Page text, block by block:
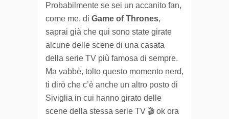
Probabilmente se sei un accanito fan,
come me, di Game of Thrones,
saprai già che qui sono state girate
alcune delle scene di una casata
della serie TV più famosa di sempre.
Ma vabbè, tolto questo momento nerd,
ti dirò che c’è anche un altro posto di
Siviglia in cui hanno girato delle
scene della stessa serie TV 🎬 ok ora